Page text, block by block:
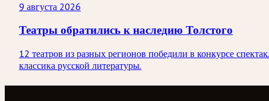
9 августа 2026
Театры обратились к наследию Толстого
12 театров из разных регионов победили в конкурсе
классика русской литературы.